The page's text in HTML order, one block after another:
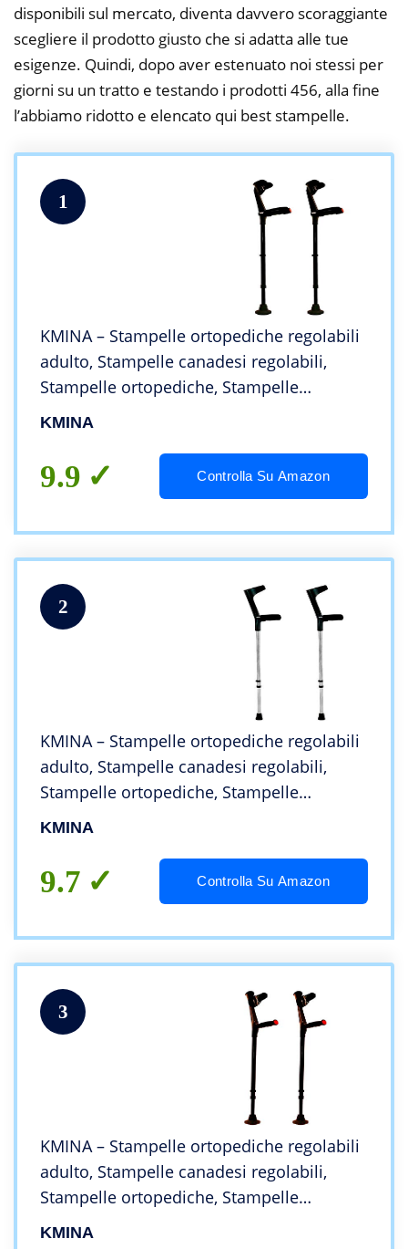
disponibili sul mercato, diventa davvero scoraggiante
scegliere il prodotto giusto che si adatta alle tue
esigenze. Quindi, dopo aver estenuato noi stessi per
giorni su un tratto e testando i prodotti 456, alla fine
l’abbiamo ridotto e elencato qui best stampelle.
1
KMINA – Stampelle ortopediche regolabili
adulto, Stampelle canadesi regolabili,
Stampelle ortopediche, Stampelle
amortizzate, Stampelle antiscivolo
KMINA
9.9 Controlla Su Amazon
2
KMINA – Stampelle ortopediche regolabili
adulto, Stampelle canadesi regolabili,
Stampelle ortopediche, Stampelle
amortizzate COMFORT BASIC 2 unitàs
KMINA
9.7 Controlla Su Amazon
3
KMINA – Stampelle ortopediche regolabili
adulto, Stampelle canadesi regolabili,
Stampelle ortopediche, Stampelle
antiscivolo COMFORT Nero 2 unitàs
KMINA